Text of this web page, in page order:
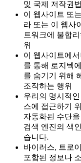
및 국제 저작권
이 웹사이트 또
라 또는 이 웹사
트워크에 불합
위
이 웹사이트에
를 통해 로지텍
를 숨기기 위해
조작하는 행위
우리의 명시적
스에 접근하기
자동화된 수단
검색 엔진의 색
습니다.
바이러스, 트로
포함된 정보나